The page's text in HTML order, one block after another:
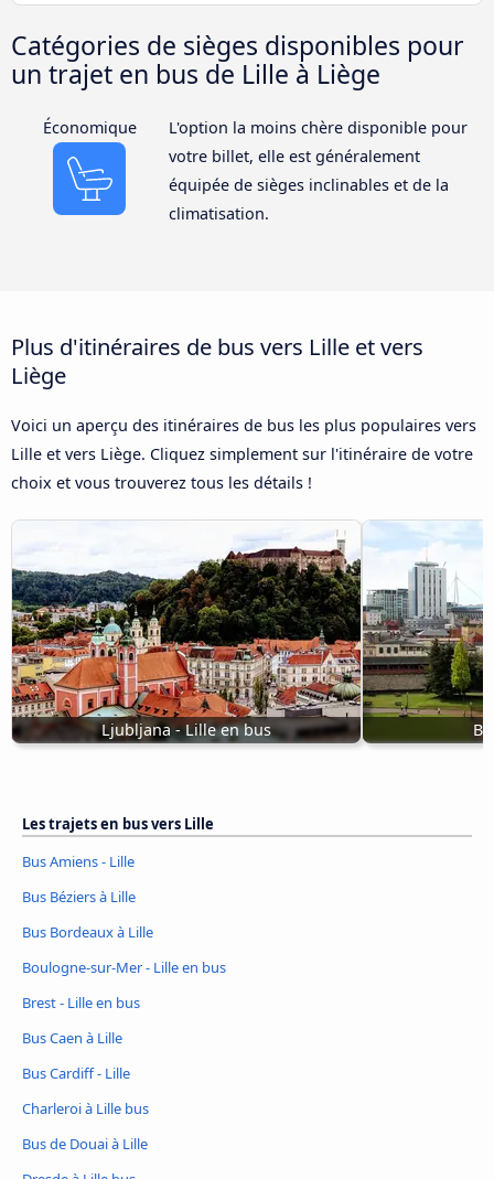
Catégories de sièges disponibles pour
un trajet en bus de Lille à Liège
Économique
L'option la moins chère disponible pour
votre billet, elle est généralement
équipée de sièges inclinables et de la
climatisation.
Plus d'itinéraires de bus vers Lille et vers
Liège
Voici un aperçu des itinéraires de bus les plus populaires vers
Lille et vers Liège. Cliquez simplement sur l'itinéraire de votre
choix et vous trouverez tous les détails !
Ljubljana - Lille en bus
Les trajets en bus vers Lille
Bus Amiens - Lille
Bus Béziers à Lille
Bus Bordeaux à Lille
Boulogne-sur-Mer - Lille en bus
Brest - Lille en bus
Bus Caen à Lille
Bus Cardiff - Lille
Charleroi à Lille bus
Bus de Douai à Lille